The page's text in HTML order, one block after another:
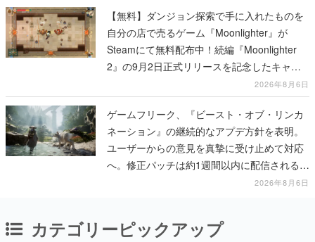
【無料】ダンジョン探索で手に入れたものを
自分の店で売るゲーム『Moonlighter』が
Steamにて無料配布中！続編『Moonlighter
2』の9月2日正式リリースを記念したキャン
2026年8月6日
ゲームフリーク、『ビースト・オブ・リンカ
ネーション』の継続的なアプデ方針を表明。
ユーザーからの意見を真摯に受け止めて対応
へ。修正パッチは約1週間以内に配信される予
2026年8月6日
カテゴリーピックアップ